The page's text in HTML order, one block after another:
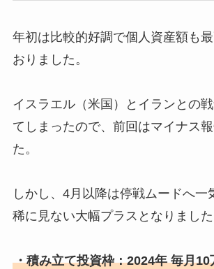
年初は比較的好調で個人資産額も
おりました。
イスラエル（米国）とイランとの
てしまったので、前回はマイナス
た。
しかし、4月以降は停戦ムードへ一
稀に見ない大幅プラスとなりました
・積み立て投資枠：2024年 毎月